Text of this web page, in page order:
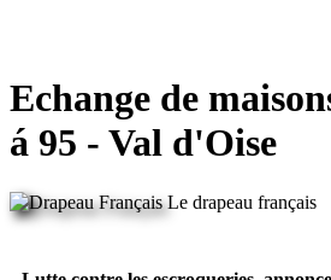
Echange de
á 95 - Val d'Oise
Le drapeau français